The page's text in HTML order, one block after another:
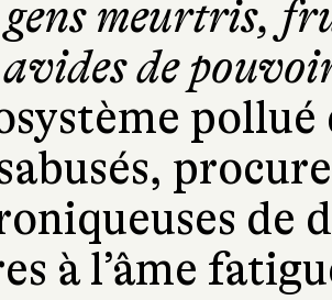
gens meurtris,
de
de
à l’âme